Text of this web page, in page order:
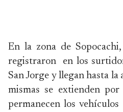
En la zona de
registraron en los
San Jorge y llegan hasta la
mismas se extienden
permanecen los